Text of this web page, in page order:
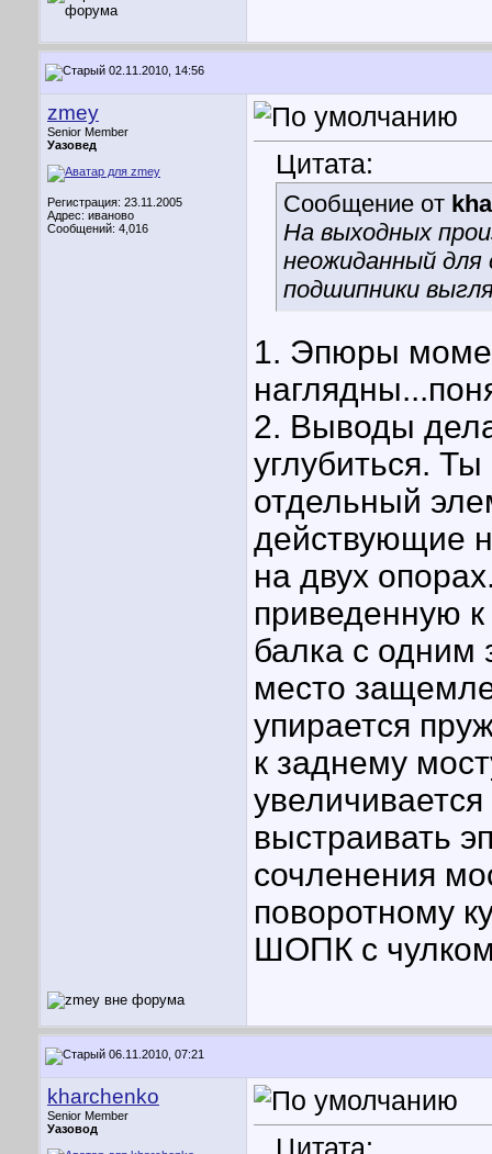
02.11.2010, 14:56
zmey
Senior Member
Уазовед
Регистрация: 23.11.2005
Адрес: иваново
Сообщений: 4,016
Цитата:
Сообщение от
На выходных
неожиданный для
подшипники
1. Эпюры
2. Выводы
углубиться.
отдельный
действующие
на двух
приведенную
балка с
место
упирается
к заднему
выстраивать
сочленения
поворотному
ШОПК с
06.11.2010, 07:21
kharchenko
Senior Member
Уазовод
Цитата: